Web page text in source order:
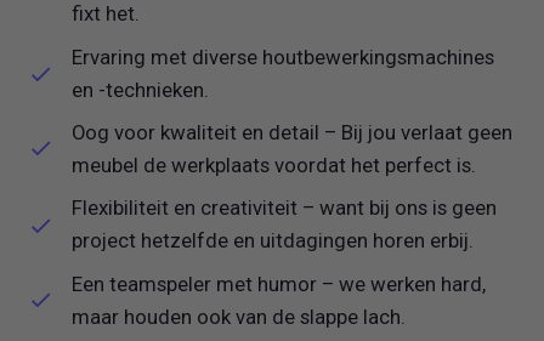
fixt het.
Ervaring met diverse houtbewerkingsmachines
en -technieken.
Oog voor kwaliteit en detail – Bij jou verlaat geen
meubel de werkplaats voordat het perfect is.
Flexibiliteit en creativiteit – want bij ons is geen
project hetzelfde en uitdagingen horen erbij.
Een teamspeler met humor – we werken hard,
maar houden ook van de slappe lach.